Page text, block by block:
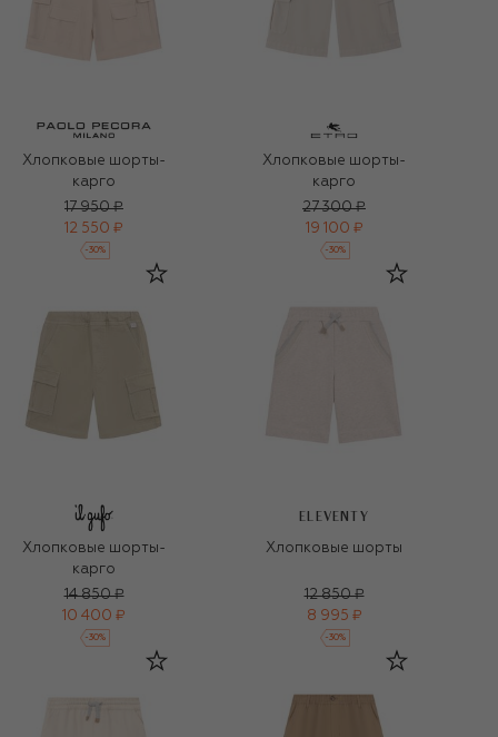
Хлопковые шорты-
карго
17 950 ₽
12 550 ₽
-30%
Хлопковые шорты-
карго
27 300 ₽
19 100 ₽
-30%
Хлопковые шорты-
карго
14 850 ₽
10 400 ₽
-30%
ELEVENTY
Хлопковые шорты
12 850 ₽
8 995 ₽
-30%